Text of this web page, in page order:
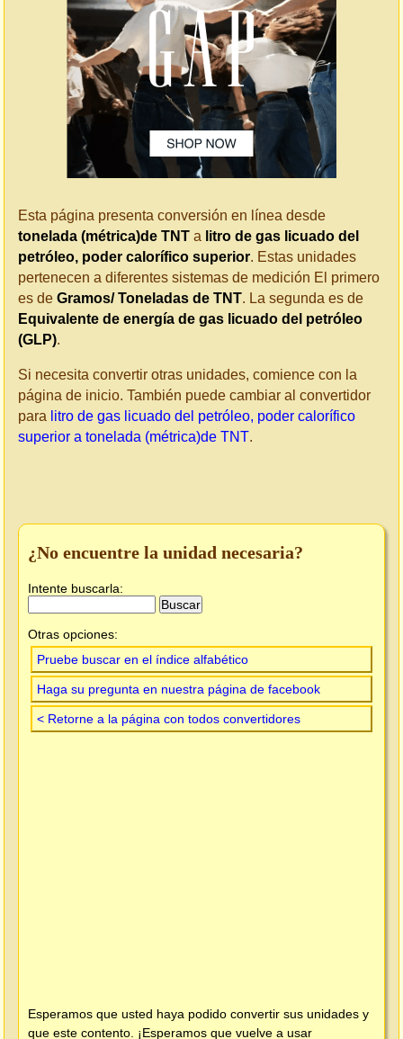
Esta página presenta conversión en línea desde
tonelada (métrica)de TNT a litro de gas licuado del
petróleo, poder calorífico superior. Estas unidades
pertenecen a diferentes sistemas de medición El primero
es de Gramos/ Toneladas de TNT. La segunda es de
Equivalente de energía de gas licuado del petróleo
(GLP).
Si necesita convertir otras unidades, comience con la
página de inicio. También puede cambiar al convertidor
para litro de gas licuado del petróleo, poder calorífico
superior a tonelada (métrica)de TNT.
¿No encuentre la unidad necesaria?
Intente buscarla:
Otras opciones:
Pruebe buscar en el índice alfabético
Haga su pregunta en nuestra página de facebook
< Retorne a la página con todos convertidores
Esperamos que usted haya podido convertir sus unidades y
que este contento. ¡Esperamos que vuelve a usar